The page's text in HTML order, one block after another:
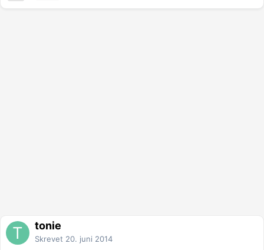
tonie
Skrevet 20. juni 2014